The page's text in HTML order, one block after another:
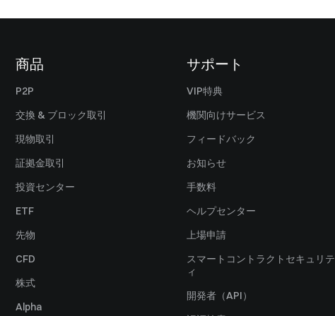
商品
P2P
交換 & ブロック取引
現物取引
証拠金取引
投資センター
ETF
先物
CFD
株式
Alpha
サポート
VIP特典
機関向けサービス
フィードバック
お知らせ
手数料
ヘルプセンター
上場申請
スマートコントラクトセキュリテ
ィ
開発者（API）